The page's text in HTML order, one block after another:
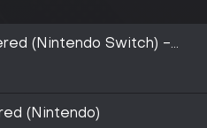
(Nintendo Switch) -
(Nintendo)